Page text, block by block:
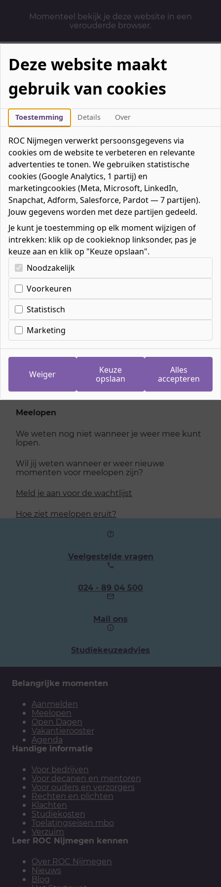
Momenteel bekijk je deze website in een
verouderde browser.
Mbo-opleidingen
Werken & Leren
Mavo / havo / vwo
Contact
Over ons
Bedrijven
Favorieten0favorieten
Mijn ROC
Zoeken
Inschrijven
meeloopdag Allround
timmerman
vrijdag 30 januari 2026
Je kan je niet meer inschrijven voor deze dag,
kijk hieronder voor andere dagen
Meelopen
We weten nog niet wanneer je weer mee kunt
lopen.
Wil jij weten wanneer er weer nieuwe
momenten voor meelopen zijn?
Meld je aan voor de wachtlijst
Hoe ziet meelopen eruit?
Veelgestelde vragen
Ons
telefoonnummer:
024 - 89 04 500
Mail ons
Studiekeuzeadvies
Belangrijke momenten
Aanmelden
Meelopen
Open Dagen
Vakantierooster
Agenda
Handige informatie
Voor bedrijven
Voor decanen en mentoren
Voor ouders en verzorgers
Rechten en plichten
Klachten
Studiekosten
Toelatingseisen mbo
Verzuim
Leer ROC Nijmegen kennen
Over ROC Nijmegen
Nieuws
Blog
Deze website maakt
gebruik van cookies
Toestemming Details Over
ROC Nijmegen verwerkt persoonsgegevens via
cookies om de website te verbeteren en relevante
advertenties te tonen. We gebruiken statistische
cookies (Google Analytics, 1 partij) en
marketingcookies (Meta, Microsoft, LinkedIn,
Snapchat, Adform, Salesforce, Pardot — 7 partijen).
Jouw gegevens worden met deze partijen gedeeld.
Je kunt je toestemming op elk moment wijzigen of
intrekken: klik op de cookieknop linksonder, pas je
keuze aan en klik op "Keuze opslaan".
Kies uw cookie-voorkeuren
Noodzakelijk
Voorkeuren
Statistisch
Marketing
Weiger
Keuze
opslaan
Alles
accepteren